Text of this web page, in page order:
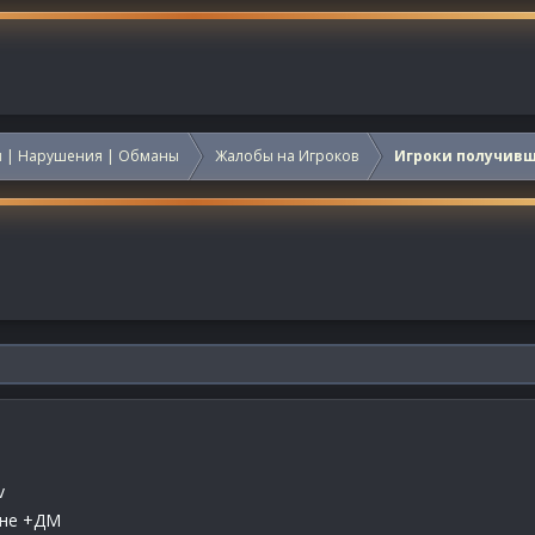
| Нарушения | Обманы Жалобы на Игроков Игроки
+ДМ